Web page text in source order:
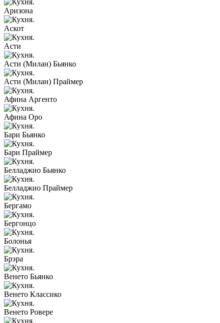
Аризона
Аскот
Асти
Асти (Милан) Бьянко
Асти (Милан) Праймер
Афина Аргенто
Афина Оро
Бари Бьянко
Бари Праймер
Белладжио Бьянко
Белладжио Праймер
Бергамо
Бергонцо
Болонья
Брэра
Венето Бьянко
Венето Классико
Венето Ровере